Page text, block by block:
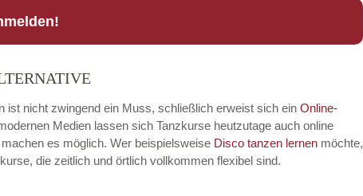
ist nicht zwingend ein Muss, schließlich erweist sich ein Online-
Medien lassen sich Tanzkurse heutzutage auch online
es möglich. Wer beispielsweise Disco tanzen lernen möchte,
die zeitlich und örtlich vollkommen flexibel sind.